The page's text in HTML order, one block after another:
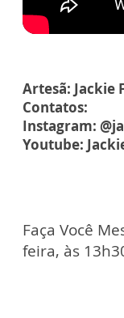
Artesã: Jackie
Contatos:
Instagram:
Youtube:
Faça Você
feira, às